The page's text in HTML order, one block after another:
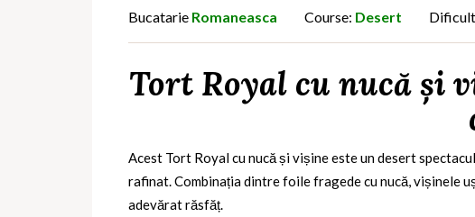
Bucatarie Romaneasca Course: Desert
Tort Royal cu nucă și
Acest Tort Royal cu nucă și vișine este un desert
rafinat. Combinația dintre foile fragede cu nucă, vișinele
adevărat răsfăț.